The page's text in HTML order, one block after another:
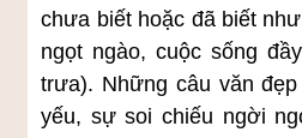
chưa biết hoặc đã biết
ngọt ngào, cuộc sống
trưa). Những câu văn
yếu, sự soi chiếu ngời